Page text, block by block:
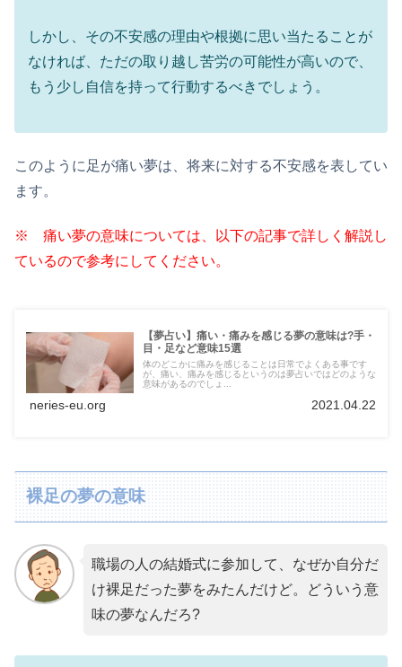
しかし、その不安感の理由や根拠に思い当たることが
なければ、ただの取り越し苦労の可能性が高いので、
もう少し自信を持って行動するべきでしょう。
このように足が痛い夢は、将来に対する不安感を表してい
ます。
※ 痛い夢の意味については、以下の記事で詳しく解説し
ているので参考にしてください。
【夢占い】痛い・痛みを感じる夢の意味は?手・
目・足など意味15選
体のどこかに痛みを感じることは日常でよくある事です
が、痛い、痛みを感じるというのは夢占いではどのような
意味があるのでしょ...
neries-eu.org 2021.04.22
裸足の夢の意味
職場の人の結婚式に参加して、なぜか自分だ
け裸足だった夢をみたんだけど。どういう意
味の夢なんだろ?